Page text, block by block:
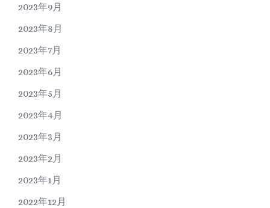
2023年9月
2023年8月
2023年7月
2023年6月
2023年5月
2023年4月
2023年3月
2023年2月
2023年1月
2022年12月